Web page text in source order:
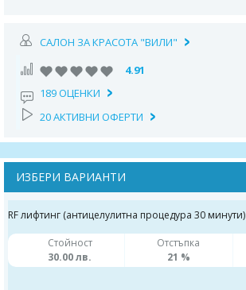
САЛОН ЗА КРАСОТА "ВИЛИ"
4.91
189 ОЦЕНКИ
20 АКТИВНИ ОФЕРТИ
ИЗБЕРИ ВАРИАНТИ
RF лифтинг (антицелулитна процедура 30 минути)
Стойност
30.00 лв.
Отстъпка
21 %